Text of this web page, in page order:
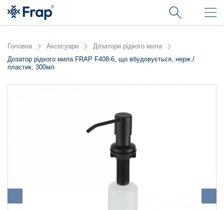
Головна Аксесуари
Дозатори рідкого мила
Дозатор рідкого мила FRAP F408-6, що вбудовується, нерж./
пластик, 300мл